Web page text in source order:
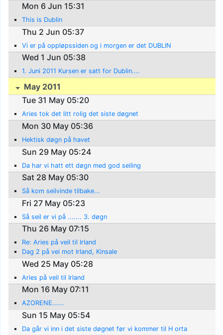
Mon 6 Jun 15:31
This is Dublin
Thu 2 Jun 05:37
Vi er på oppløpssiden og i morgen er det DUBLIN
Wed 1 Jun 05:38
1. Juni 2011 Kursen er satt for Dublin....
May 2011
Tue 31 May 05:20
Aries tok det litt rolig det siste døgnet
Mon 30 May 05:36
Hektisk døgn på havet
Sun 29 May 05:24
Da har vi hatt ett døgn med god seiling
Sat 28 May 05:30
Så kom seilvinde tilbake...
Fri 27 May 05:23
Så seil er vi på ....... 3. døgn
Thu 26 May 07:15
Re: Aries på veil til Irland
Dag 2 på vei mot Irland, Kinsale
Wed 25 May 05:28
Aries på veil til Irland
Mon 16 May 07:11
AZORENE......
Sun 15 May 05:54
Da går vi inn i det siste døgnet før vi kommer til H orta